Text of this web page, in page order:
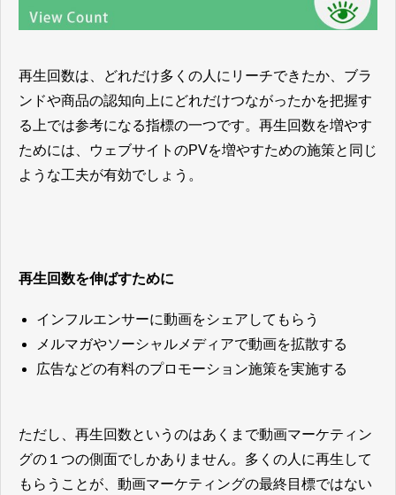
再生回数は、どれだけ多くの人にリーチできたか、ブラ
ンドや商品の認知向上にどれだけつながったかを把握す
る上では参考になる指標の一つです。再生回数を増やす
ためには、ウェブサイトのPVを増やすための施策と同じ
ような工夫が有効でしょう。
再生回数を伸ばすために
インフルエンサーに動画をシェアしてもらう
メルマガやソーシャルメディアで動画を拡散する
広告などの有料のプロモーション施策を実施する
ただし、再生回数というのはあくまで動画マーケティン
グの１つの側面でしかありません。多くの人に再生して
もらうことが、動画マーケティングの最終目標ではない